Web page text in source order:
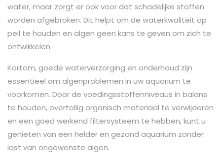
water, maar zorgt er ook voor dat schadelijke stoffen
worden afgebroken. Dit helpt om de waterkwaliteit op
peil te houden en algen geen kans te geven om zich te
ontwikkelen.
Kortom, goede waterverzorging en onderhoud zijn
essentieel om algenproblemen in uw aquarium te
voorkomen. Door de voedingsstoffenniveaus in balans
te houden, overtollig organisch materiaal te verwijderen
en een goed werkend filtersysteem te hebben, kunt u
genieten van een helder en gezond aquarium zonder
last van ongewenste algen.